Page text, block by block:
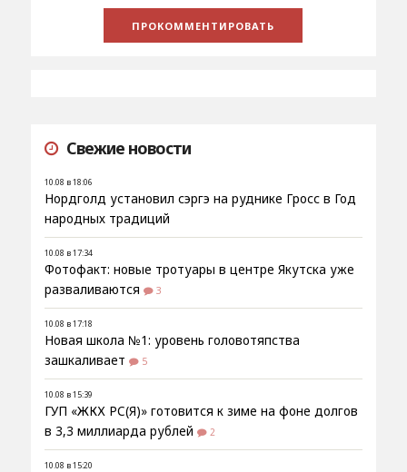
Свежие новости
10.08 в 18:06
Нордголд установил сэргэ на руднике Гросс в Год
народных традиций
10.08 в 17:34
Фотофакт: новые тротуары в центре Якутска уже
разваливаются
3
10.08 в 17:18
Новая школа №1: уровень головотяпства
зашкаливает
5
10.08 в 15:39
ГУП «ЖКХ РС(Я)» готовится к зиме на фоне долгов
в 3,3 миллиарда рублей
2
10.08 в 15:20